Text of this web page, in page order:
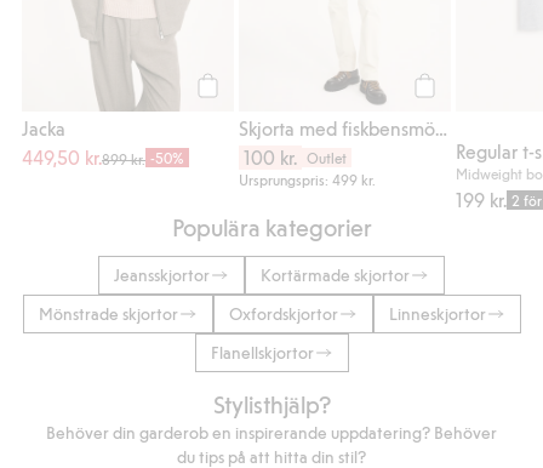
Jacka
449,50 kr.899 kr. -50%
100 kr.
Outlet
Ursprungspris: 499 kr.
Midweight
199 kr. 2
Populära kategorier
Jeansskjortor
Kortärmade skjortor
Mönstrade skjortor
Oxfordskjortor
Linneskjortor
Flanellskjortor
Stylisthjälp?
Behöver din garderob en inspirerande uppdatering? Behöver
du tips på att hitta din stil?